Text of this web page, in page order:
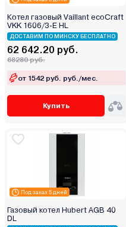
Котел газовый Vaillant ecoCraft
VKK 1606/3-E HL
ДОСТАВИМ ПО МИНСКУ БЕСПЛАТНО
62 642.20 руб.
68280 руб.
от 1542 руб. руб./мес.
Купить
Под заказ 5 дней
Газовый котел Hubert AGB 40
DL